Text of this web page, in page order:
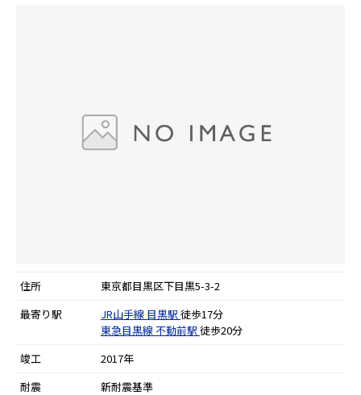
住所
東京都目黒区下目黒5-3-2
最寄り駅
JR山手線 目黒駅 徒歩17分
東急目黒線不動前駅 徒歩20分
竣工
2017年
耐震
新耐震基準